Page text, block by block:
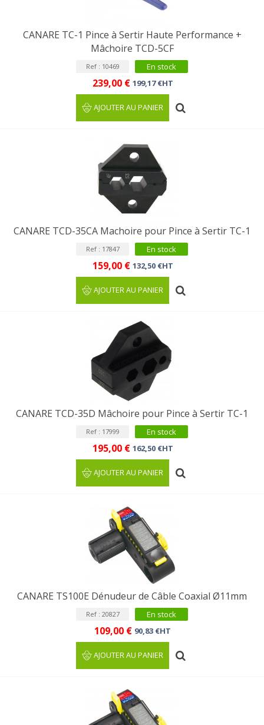
CANARE TC-1 Pince à Sertir Haute Performance +
Mâchoire TCD-5CF
Ref : 10469 En stock
239,00 € 199,17 €HT
AJOUTER AU PANIER
CANARE TCD-35CA Machoire pour Pince à Sertir TC-1
Ref : 17847 En stock
159,00 € 132,50 €HT
AJOUTER AU PANIER
CANARE TCD-35D Mâchoire pour Pince à Sertir TC-1
Ref : 17999 En stock
195,00 € 162,50 €HT
AJOUTER AU PANIER
CANARE TS100E Dénudeur de Câble Coaxial Ø11mm
Ref : 20827 En stock
109,00 € 90,83 €HT
AJOUTER AU PANIER